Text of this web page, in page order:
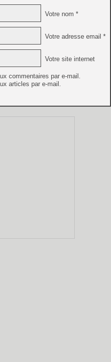
Votre nom *
Votre adresse email *
Votre site internet
commentaires par e-mail.
articles par e-mail.